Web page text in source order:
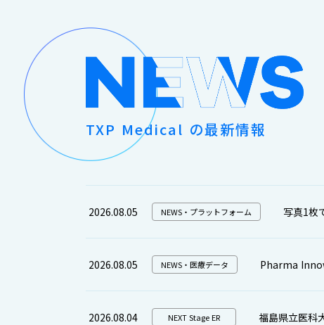
TXP Medical の最新情報
2026.08.05 NEWS・プラットフォーム 写真1枚
2026.08.05 NEWS・医療データ Pharma
2026.08.04 NEXT Stage ER 福島県立医科